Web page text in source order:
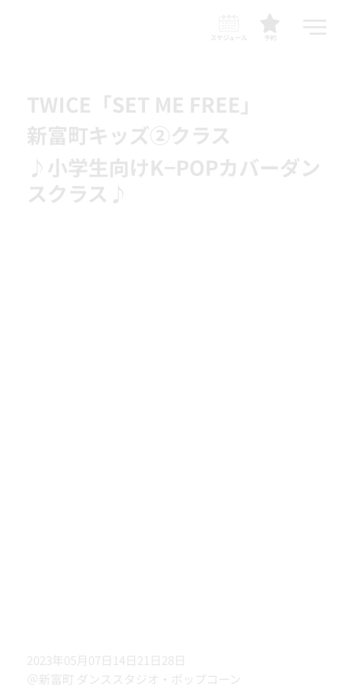
予約
スケジュール
TWICE「SET ME FREE」
新富町キッズ②クラス
♪小学生向けK−POPカバーダン
スクラス♪
2023年05月07日14日21日28日
＠新富町 ダンススタジオ・ポップコーン